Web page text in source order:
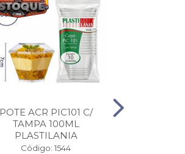
POTE ACR PIC101 C/
TAMPA 100ML
PLASTILANIA
Código: 1544